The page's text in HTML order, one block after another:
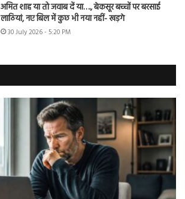
अमित शाह या तो जवाब दें या…., बेकसूर बच्चों पर बरसाई
लाठियां, नए बिल में कुछ भी नया नहीं- खड़गे
30 July 2026 - 5:20 PM